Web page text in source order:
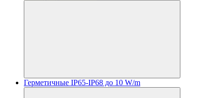
Герметичные IP65-IP68 до 10 W/m